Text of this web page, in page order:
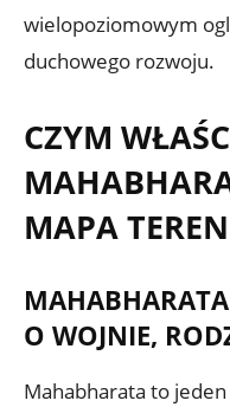
wielopoziomowym
duchowego rozwoju.
CZYM
MAPA
O WOJNIE,
Mahabharata to